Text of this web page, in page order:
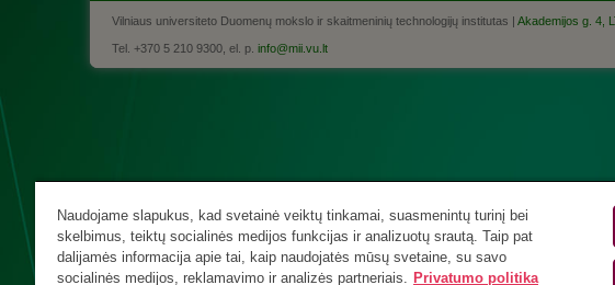
Vilniaus universiteto Duomenų mokslo ir skaitmeninių technologijų institutas | Akademijos g. 4,
Tel. +370 5 210 9300, el. p. info@mii.vu.lt
Naudojame slapukus, kad svetainė veiktų tinkamai, suasmenintų turinį bei
skelbimus, teiktų socialinės medijos funkcijas ir analizuotų srautą. Taip pat
dalijamės informacija apie tai, kaip naudojatės mūsų svetaine, su savo
socialinės medijos, reklamavimo ir analizės partneriais. Privatumo politika